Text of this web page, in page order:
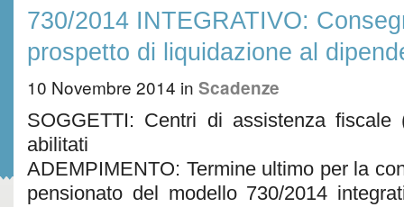
730/2014 INTEGRATIVO:
prospetto di liquidazione al
10 Novembre 2014 in Scadenze
SOGGETTI: Centri di assistenza fiscale
abilitati
ADEMPIMENTO: Termine ultimo per la
pensionato del modello 730/2014